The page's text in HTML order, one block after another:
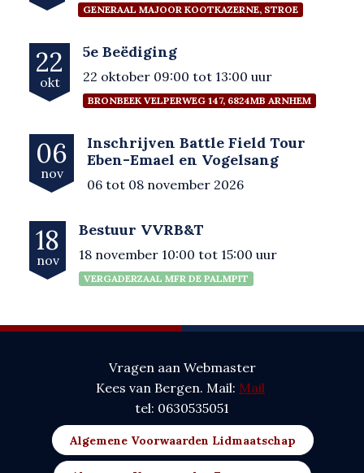
GENERAAL MAJOOR KOOTKAZERNE, STROE
22
okt
5e Beëdiging
22 oktober 09:00 tot 13:00 uur
BRONBEEK VELPERWEG 147, 6824MB ARNHEM
06
nov
Inschrijven Battle Field Tour
Eben-Emael en Vogelsang
06 tot 08 november 2026
18
nov
Bestuur VVRB&T
18 november 10:00 tot 15:00 uur
VERGADERZAAL MFR DE PALMPIT
Vragen aan Webmaster
Kees van Bergen. Mail: Mail
tel: 0630535051
Algemene Voorwaarden Lidmaatschap